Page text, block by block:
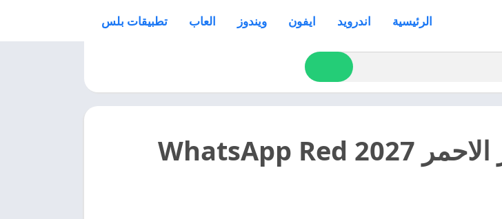
الرئيسية اندرويد ايفون ويندوز العاب تطبيقات بلس
تحميل واتساب عمر الاحمر 2027 WhatsApp Red